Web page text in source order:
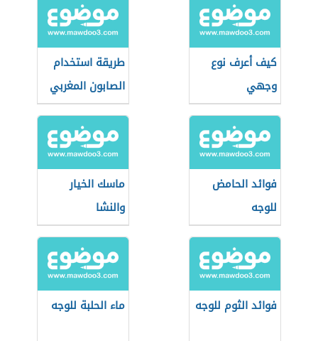
كيف أعرف نوع
وجهي
طريقة استخدام
الصابون المغربي
للوجه
فوائد الحامض
للوجه
ماسك الخيار
والنشا
فوائد الثوم للوجه ماء الحلبة للوجه